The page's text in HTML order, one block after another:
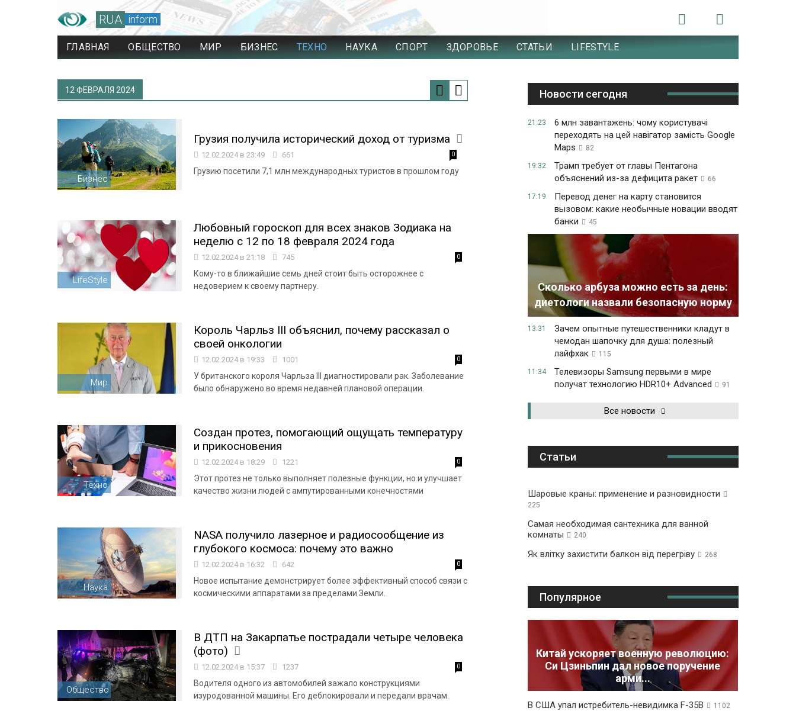
RUA inform
ГЛАВНАЯ ОБЩЕСТВО МИР БИЗНЕС ТЕХНО НАУКА СПОРТ ЗДОРОВЬЕ СТАТЬИ LIFESTYLE
12 ФЕВРАЛЯ 2024
Бизнес
Грузия получила исторический доход от туризма
12.02.2024 в 23:49 661 0
Грузию посетили 7,1 млн международных туристов в прошлом году
LifeStyle
Любовный гороскоп для всех знаков Зодиака на
неделю с 12 по 18 февраля 2024 года
12.02.2024 в 21:18 745 0
Кому-то в ближайшие семь дней стоит быть осторожнее с
недоверием к своему партнеру.
Мир
Король Чарльз ІІІ объяснил, почему рассказал о
своей онкологии
12.02.2024 в 19:33 1001 0
У британского короля Чарльза III диагностировали рак. Заболевание
было обнаружено во время недавней плановой операции.
Техно
Создан протез, помогающий ощущать температуру
и прикосновения
12.02.2024 в 18:29 1221 0
Этот протез не только выполняет полезные функции, но и улучшает
качество жизни людей с ампутированными конечностями
Наука
NASA получило лазерное и радиосообщение из
глубокого космоса: почему это важно
12.02.2024 в 16:32 642 0
Новое испытание демонстрирует более эффективный способ связи с
космическими аппаратами за пределами Земли.
Общество
В ДТП на Закарпатье пострадали четыре человека
(фото)
12.02.2024 в 15:37 1237 0
Водителя одного из автомобилей зажало конструкциями
изуродованной машины. Его деблокировали и передали врачам.
Новости сегодня
21:23
6 млн завантажень: чому користувачі
переходять на цей навігатор замість Google
Maps
82
19:32
Трамп требует от главы Пентагона
объяснений из-за дефицита ракет
66
17:19
Перевод денег на карту становится
вызовом: какие необычные новации вводят
банки
45
Сколько арбуза можно есть за день:
диетологи назвали безопасную норму
13:31
Зачем опытные путешественники кладут в
чемодан шапочку для душа: полезный
лайфхак
115
11:34
Телевизоры Samsung первыми в мире
получат технологию HDR10+ Advanced
91
Все новости
Статьи
Шаровые краны: применение и разновидности
225
Самая необходимая сантехника для ванной
комнаты
240
Як влітку захистити балкон від перегріву 268
Популярное
Китай ускоряет военную революцию:
Си Цзиньпин дал новое поручение
арми...
В США упал истребитель-невидимка F-35B 1102